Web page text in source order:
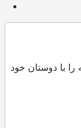
را با دوستان خود